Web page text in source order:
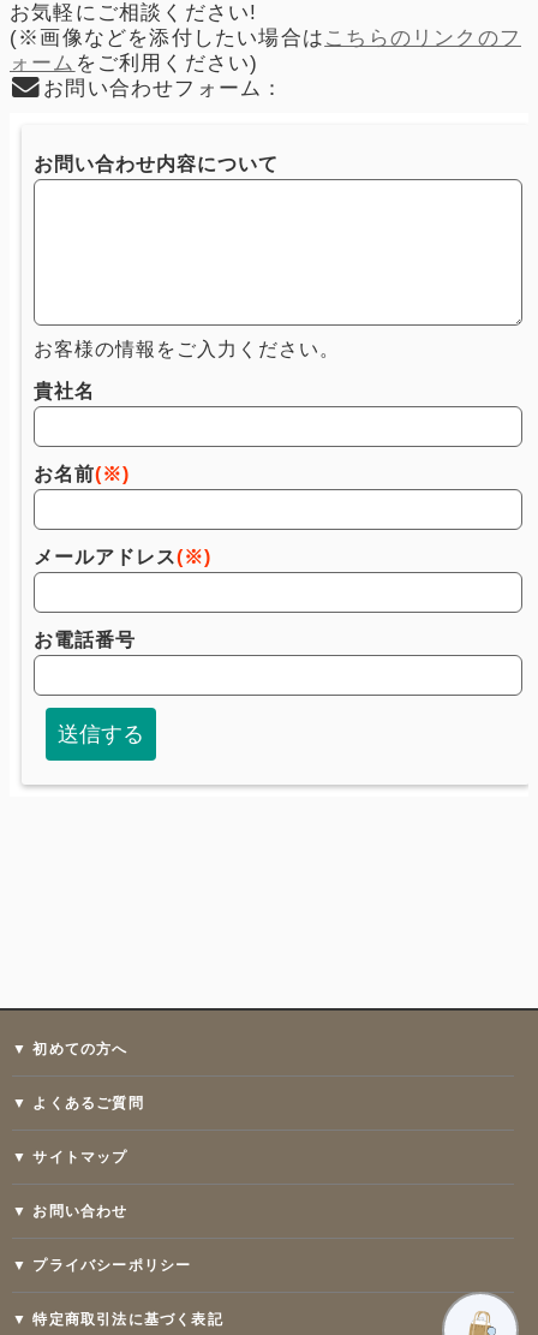
お気軽にご相談ください!
(※画像などを添付したい場合は こちらのリンクのフ
ォーム をご利用ください)
お問い合わせフォーム：
▼ 初めての方へ
▼ よくあるご質問
▼ サイトマップ
▼ お問い合わせ
▼ プライバシーポリシー
▼ 特定商取引法に基づく表記